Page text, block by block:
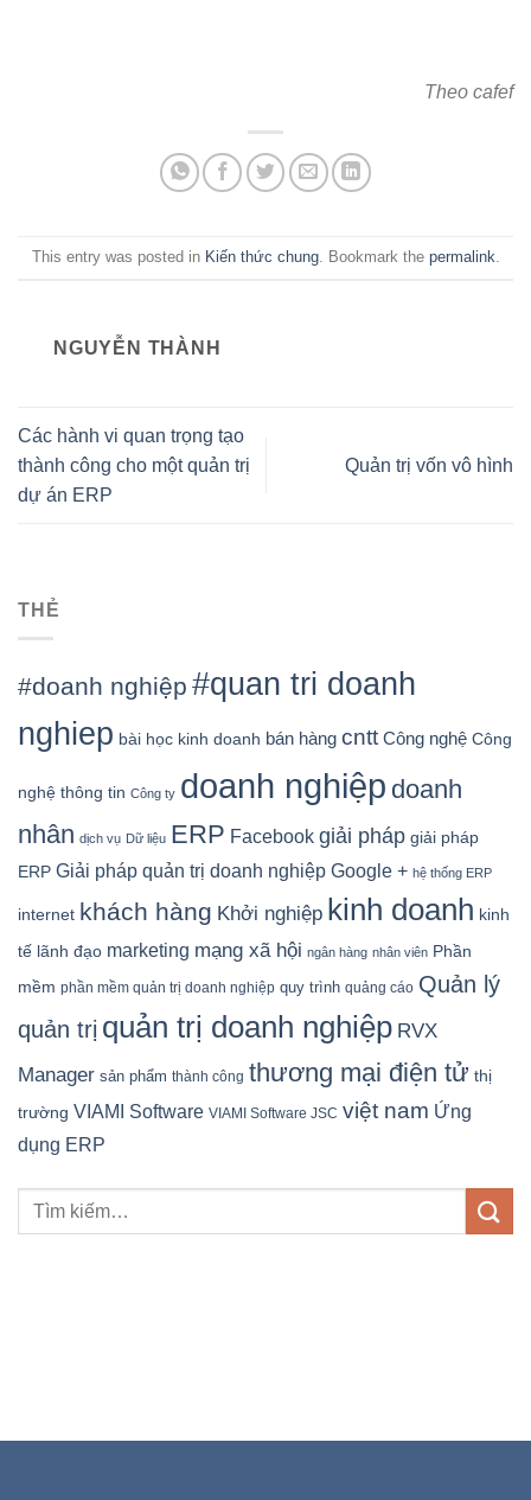
Theo cafef
This entry was posted in Kiến thức chung. Bookmark the permalink
NGUYỄN THÀNH
Các hành vi quan trọng tạo
thành công cho một quản trị
dự án ERP
Quản trị vốn vô hình
THẺ
#doanh nghiệp #quan tri doanh
nghiep bài học kinh doanh bán hàng cntt Công nghệ Công
nghệ thông tin Công ty doanh nghiệp doanh
nhân dịch vụ Dữ liệu ERP Facebook giải pháp giải pháp
ERP Giải pháp quản trị doanh nghiệp Google + hệ thống ERP
internet khách hàng Khởi nghiệp kinh doanh kinh
tế lãnh đạo marketing mạng xã hội ngân hàng nhân viên Phần
mềm phần mềm quản trị doanh nghiệp quy trình quảng cáo Quản lý
quản trị quản trị doanh nghiệp RVX
Manager sản phẩm thành công thương mại điện tử thị
trường VIAMI Software VIAMI Software JSC việt nam Ứng
dụng ERP